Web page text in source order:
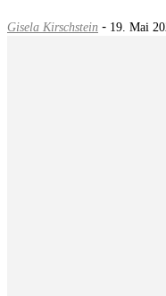
Gisela Kirschstein - 19. Mai